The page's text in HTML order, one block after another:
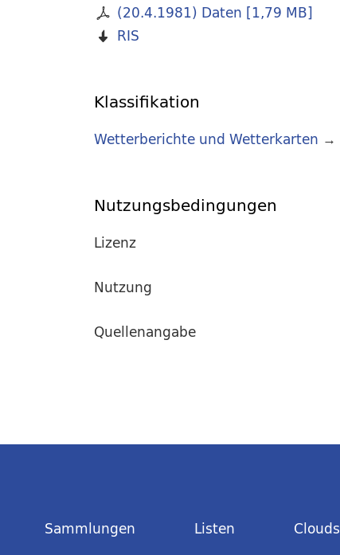
(20.4.1981) Daten [1,79 MB]
RIS
Klassifikation
Wetterberichte und Wetterkarten →
Nutzungsbedingungen
Lizenz
Nutzung
Quellenangabe
Sammlungen Listen Clouds